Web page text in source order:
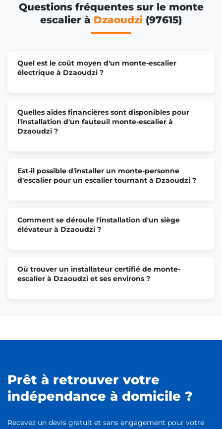
Questions fréquentes sur le monte
escalier à Dzaoudzi (97615)
Quel est le coût moyen d'un monte-escalier
électrique à Dzaoudzi ?
Quelles aides financières sont disponibles pour
l'installation d'un fauteuil monte-escalier à
Dzaoudzi ?
Est-il possible d'installer un monte-personne
d'escalier pour un escalier tournant à Dzaoudzi ?
Comment se déroule l'installation d'un siège
élévateur à Dzaoudzi ?
Où trouver un installateur certifié de monte-
escalier à Dzaoudzi et ses environs ?
Prêt à retrouver votre
indépendance à domicile ?
Recevez un devis gratuit et sans engagement pour votre